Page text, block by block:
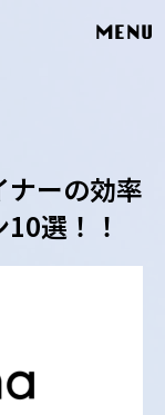
MENU
ーの効率
選！！